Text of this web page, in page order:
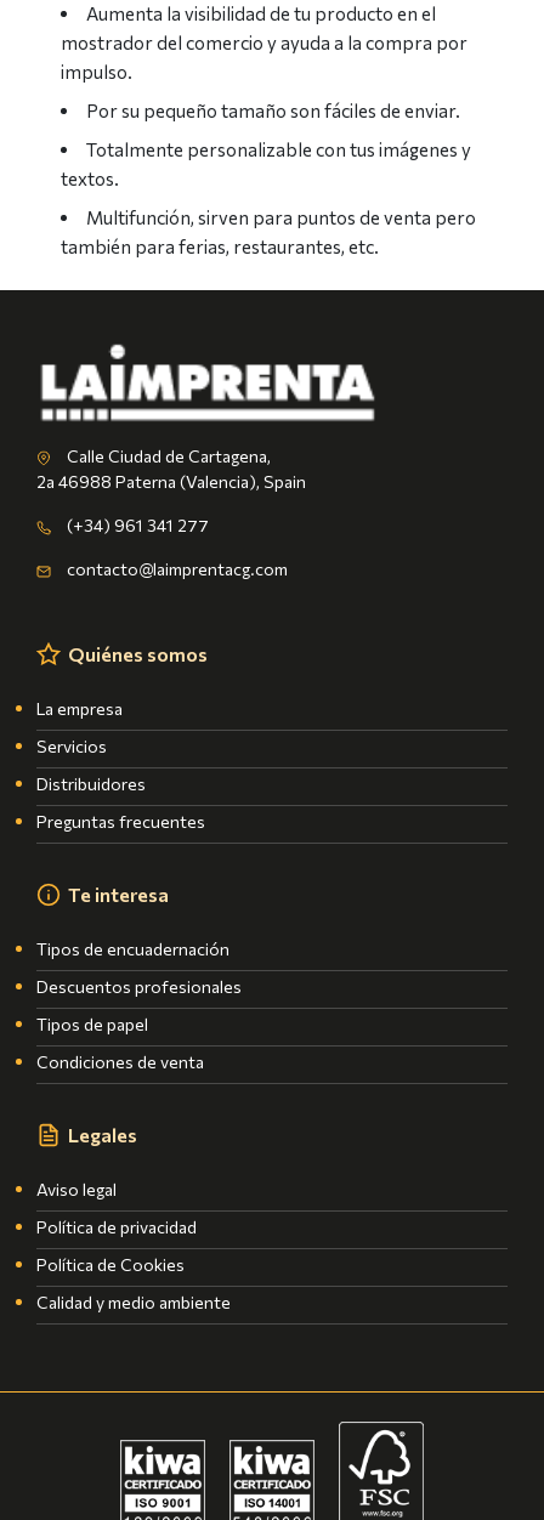
Aumenta la visibilidad de tu producto en el
mostrador del comercio y ayuda a la compra por
impulso.
Por su pequeño tamaño son fáciles de enviar.
Totalmente personalizable con tus imágenes y
textos.
Multifunción, sirven para puntos de venta pero
también para ferias, restaurantes, etc.
Calle Ciudad de Cartagena,
2a 46988 Paterna (Valencia), Spain
(+34) 961 341 277
contacto@laimprentacg.com
Quiénes somos
La empresa
Servicios
Distribuidores
Preguntas frecuentes
Te interesa
Tipos de encuadernación
Descuentos profesionales
Tipos de papel
Condiciones de venta
Legales
Aviso legal
Política de privacidad
Política de Cookies
Calidad y medio ambiente